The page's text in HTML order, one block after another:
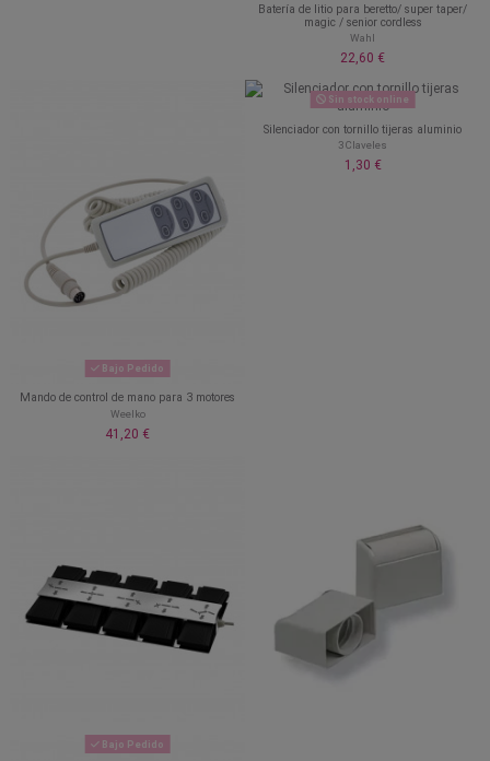
Batería de litio para beretto/ super taper/
magic / senior cordless
Wahl
22,60 €
Bajo Pedido
Mando de control de mano para 3 motores
Weelko
41,20 €
Sin stock online
Silenciador con tornillo tijeras aluminio
3 Claveles
1,30 €
Bajo Pedido